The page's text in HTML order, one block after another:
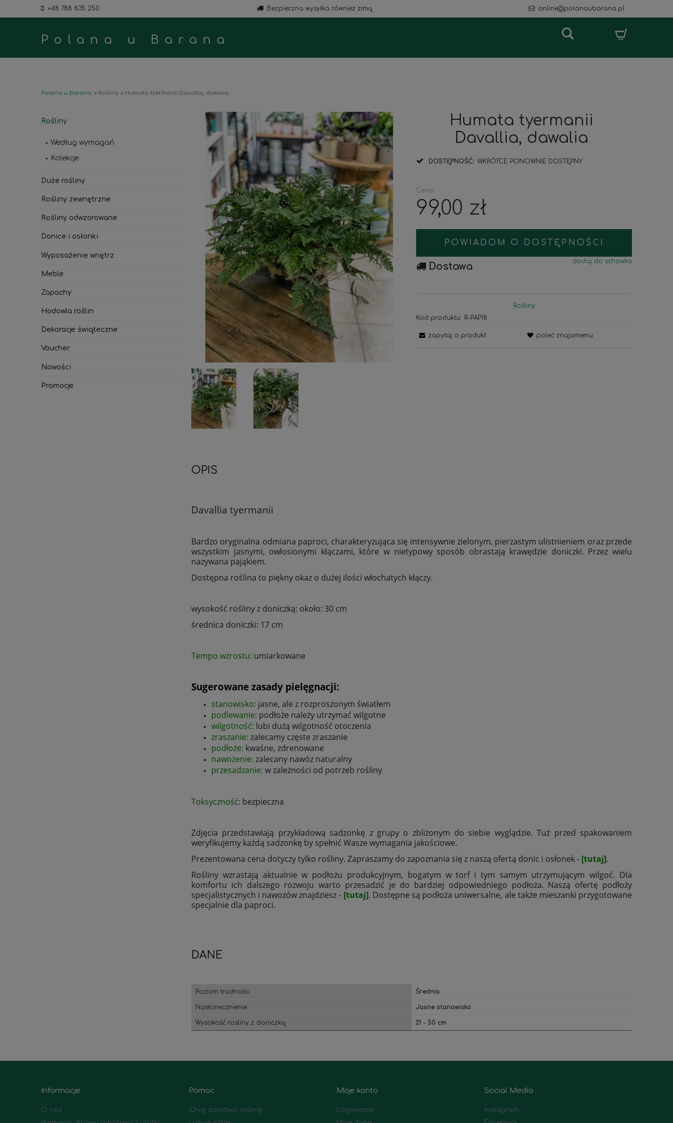
+48 788 835 250 Bezpieczna wysyłka również zimą online@polanaubarana.pl
Polana u Barana
Polana u Barana » Rośliny » Humata tyermanii Davallia, dawalia
Rośliny
Według wymagań
Kolekcje
Duże rośliny
Rośliny zewnętrzne
Rośliny odwzorowane
Donice i osłonki
Wyposażenie wnętrz
Meble
Zapachy
Hodowla roślin
Dekoracje świąteczne
Voucher
Nowości
Promocje
Humata tyermanii
Davallia, dawalia
DOSTĘPNOŚĆ: WKRÓTCE PONOWNIE DOSTĘPNY
Cena:
99,00 zł
POWIADOM O DOSTĘPNOŚCI
dodaj do schowka
Dostawa
Rośliny
Kod produktu:
R-PAP18
zapytaj o produkt poleć znajomemu
OPIS
Davallia tyermanii
Bardzo oryginalna odmiana paproci, charakteryzująca się intensywnie zielonym, pierzastym ulistnieniem oraz przede
wszystkim jasnymi, owłosionymi kłączami, które w nietypowy sposób obrastają krawędzie doniczki. Przez wielu
nazywana pająkiem.
Dostępna roślina to piękny okaz o dużej ilości włochatych kłączy.
wysokość rośliny z doniczką: około: 30 cm
średnica doniczki: 17 cm
Tempo wzrostu: umiarkowane
Sugerowane zasady pielęgnacji:
stanowisko: jasne, ale z rozproszonym światłem
podlewanie: podłoże należy utrzymać wilgotne
wilgotność: lubi dużą wilgotność otoczenia
zraszanie: zalecamy częste zraszanie
podłoże: kwaśne, zdrenowane
nawożenie: zalecany nawóz naturalny
przesadzanie: w zależności od potrzeb rośliny
Toksyczność: bezpieczna
Zdjęcia przedstawiają przykładową sadzonkę z grupy o zbliżonym do siebie wyglądzie. Tuż przed spakowaniem
weryfikujemy każdą sadzonkę by spełnić Wasze wymagania jakościowe.
Prezentowana cena dotyczy tylko rośliny. Zapraszamy do zapoznania się z naszą ofertą donic i osłonek - [tutaj].
Rośliny wzrastają aktualnie w podłożu produkcyjnym, bogatym w torf i tym samym utrzymującym wilgoć. Dla
komfortu ich dalszego rozwoju warto przesadzić je do bardziej odpowiedniego podłoża. Naszą ofertę podłoży
specjalistycznych i nawozów znajdziesz - [tutaj]. Dostępne są podłoża uniwersalne, ale także mieszanki przygotowane
specjalnie dla paproci.
DANE
Poziom trudności Średnia
Nasłonecznienie Jasne stanowisko
Wysokość rośliny z doniczką 21 - 30 cm
Informacje
O nas
Pomoc
Chcę zamówić roślinę
Moje konto
Logowanie
Social Media
Instagram